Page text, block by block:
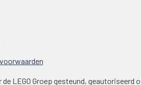
LEGO Groep gesteund, geautoriseerd